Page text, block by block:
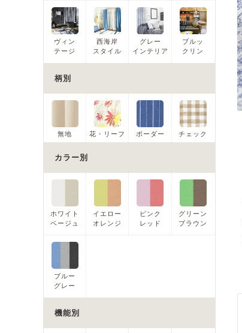
ヴィン
テージ
西海岸
スタイル
グレー
インテリア
ブルッ
クリン
柄別
無地 花・リーフ ボーダー チェック
カラー別
ホワイト
ベージュ
イエロー
オレンジ
ピンク
レッド
グリーン
ブラウン
ブルー
グレー
機能別